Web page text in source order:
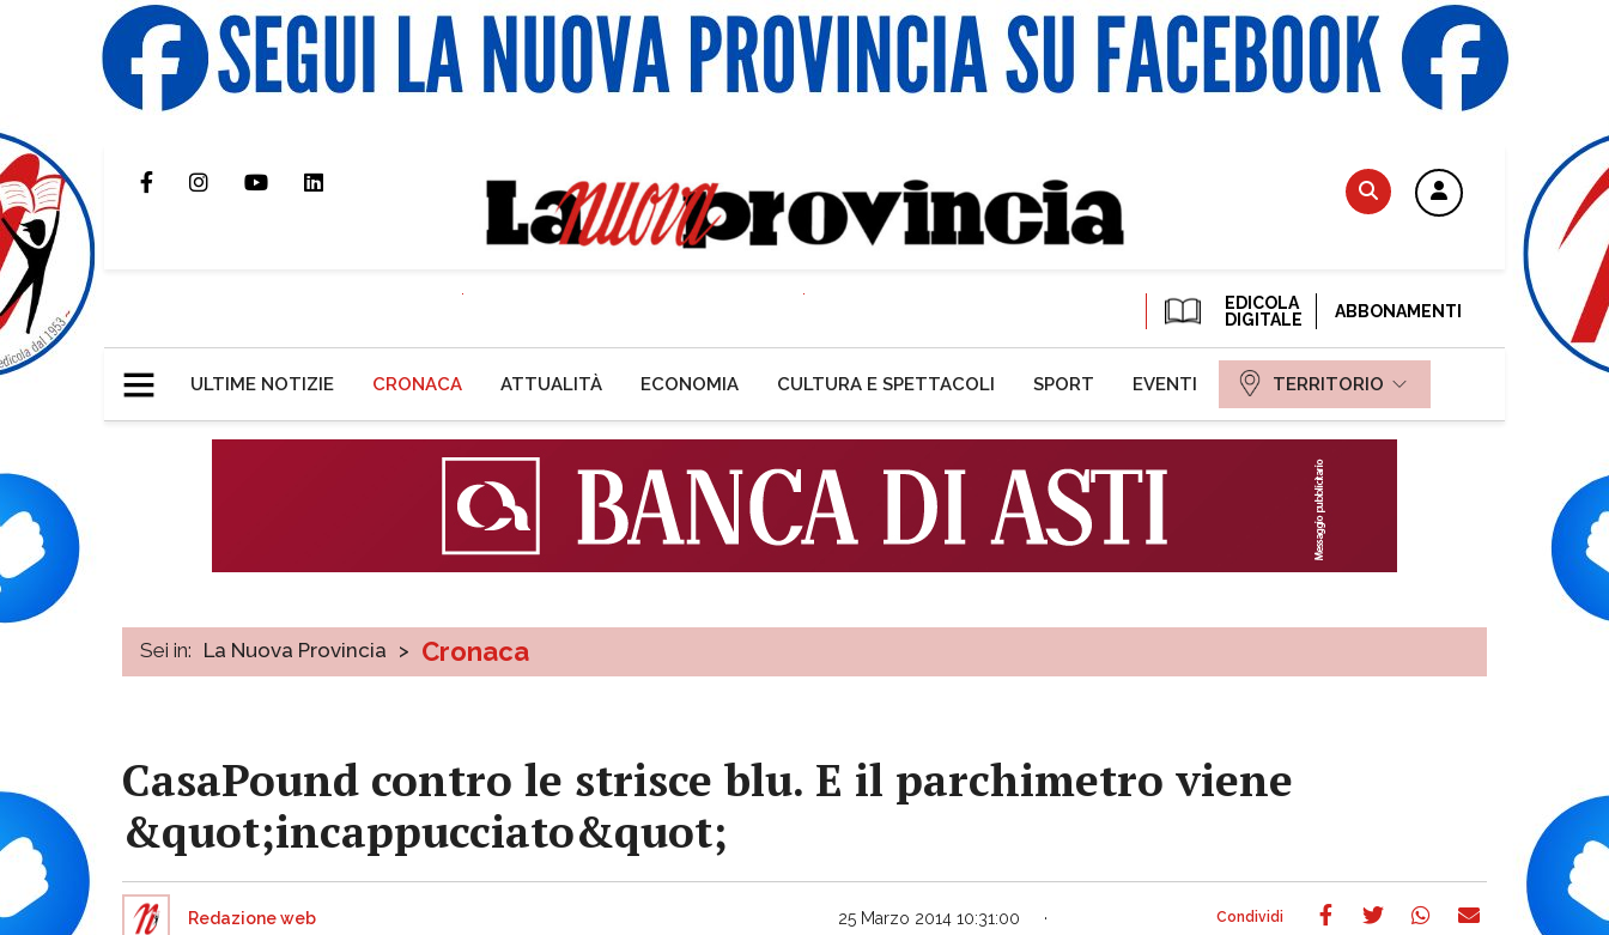
EDICOLA
DIGITALE
ABBONAMENTI
ULTIME NOTIZIE CRONACA ATTUALITÀ ECONOMIA CULTURA E SPETTACOLI SPORT EVENTI TERRITORIO
Sei in: La Nuova Provincia > Cronaca
CasaPound contro le strisce blu. E il parchimetro viene
&quot;incappucciato&quot;
Redazione web 25 Marzo 2014 10:31:00